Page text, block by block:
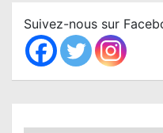
c
h
Suivez-nous sur